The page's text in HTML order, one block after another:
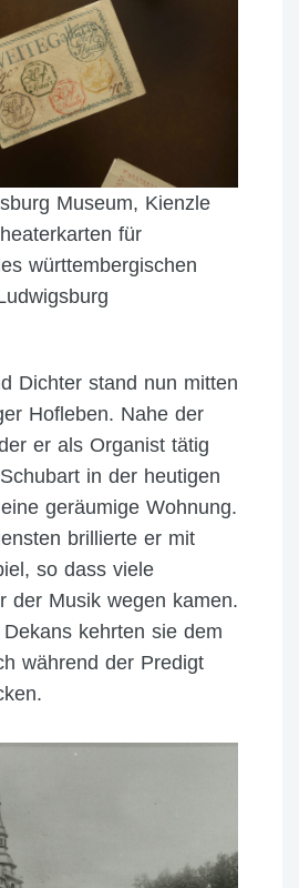
Museum, Kienzle
für
württembergischen
Dichter stand nun mitten
Hofleben. Nahe der
er als Organist tätig
in der heutigen
geräumige Wohnung.
brillierte er mit
so dass viele
der Musik wegen kamen.
kehrten sie dem
während der Predigt